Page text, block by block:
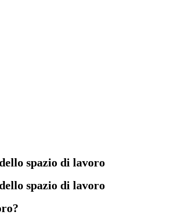
spazio di lavoro
spazio di lavoro